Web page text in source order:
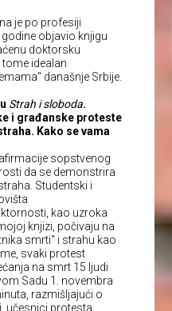
je po profesiji
objavio knjigu
doktorsku
idealan
današnje Srbije.
Strah i sloboda.
i građanske proteste
Kako se vama
sopstvenog
da se demonstrira
Studentski i
kao uzroka
knjizi, počivaju na
smrti“ i strahu kao
svaki protest
na smrt 15 ljudi
Sadu 1. novembra
razmišljajući o
učesnici protesta